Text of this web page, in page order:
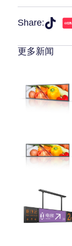
Share:
更多新闻